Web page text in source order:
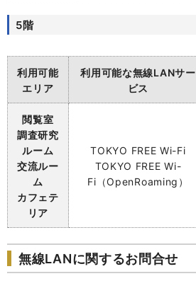
5階
利用可能
エリア
利用可能な無線LANサー
ビス
閲覧室
調査研究
ルーム
交流ルー
ム
カフェテ
リア
TOKYO FREE Wi-Fi
TOKYO FREE Wi-
Fi（OpenRoaming）
無線LANに関するお問合せ